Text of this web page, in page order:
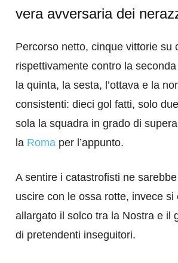
vera avversaria dei
Percorso netto, cinque vittorie su
rispettivamente contro la
la quinta, la sesta, l’ottava e la
consistenti: dieci gol fatti, solo
sola la squadra in grado di
la Roma per l’appunto.
A sentire i catastrofisti ne
uscire con le ossa rotte, invece si
allargato il solco tra la Nostra e il
di pretendenti inseguitori.